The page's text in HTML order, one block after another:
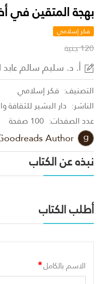
بهجة المتقين في
فكر إسلامي
120 جنية
أ. د. سليم سالم عابد
التصنيف: فكر إسلامي
الناشر: دار البشير للثقافة
عدد الصفحات: 100 صفحة
Author
نبذه عن الكتاب
أطلب الكتاب
الاسم بالكامل*